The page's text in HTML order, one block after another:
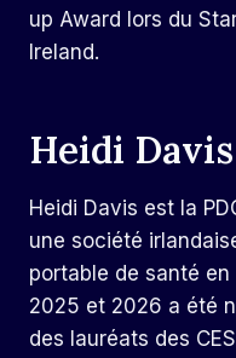
up Award lors du
Ireland.
Heidi Davis
Heidi Davis est la
une société
portable de santé
2025 et 2026 a été
des lauréats des